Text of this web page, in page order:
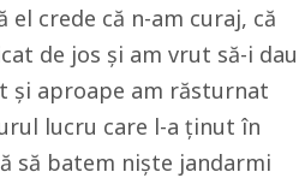
crede că n-am curaj, că
de jos și am vrut să-i dau
și aproape am răsturnat
lucru care l-a ținut în
să batem niște jandarmi